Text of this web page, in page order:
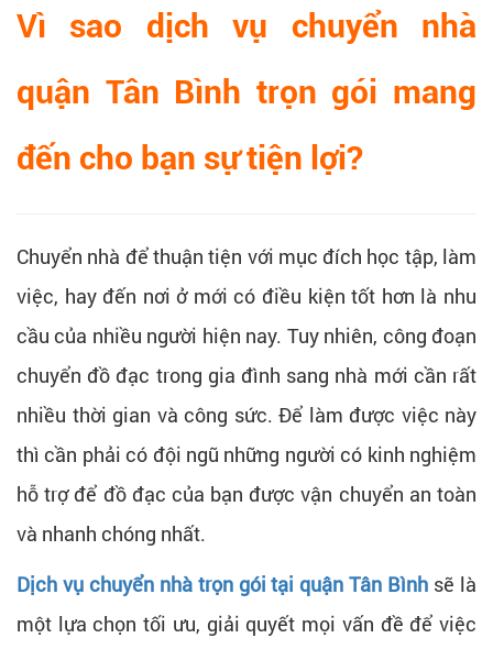
Vì sao dịch vụ chuyển nhà
quận Tân Bình trọn gói mang
đến cho bạn sự tiện lợi?
Chuyển nhà để thuận tiện với mục đích học tập, làm
việc, hay đến nơi ở mới có điều kiện tốt hơn là nhu
cầu của nhiều người hiện nay. Tuy nhiên, công đoạn
chuyển đồ đạc trong gia đình sang nhà mới cần rất
nhiều thời gian và công sức. Để làm được việc này
thì cần phải có đội ngũ những người có kinh nghiệm
hỗ trợ để đồ đạc của bạn được vận chuyển an toàn
và nhanh chóng nhất.
Dịch vụ chuyển nhà trọn gói tại quận Tân Bình sẽ là
một lựa chọn tối ưu, giải quyết mọi vấn đề để việc